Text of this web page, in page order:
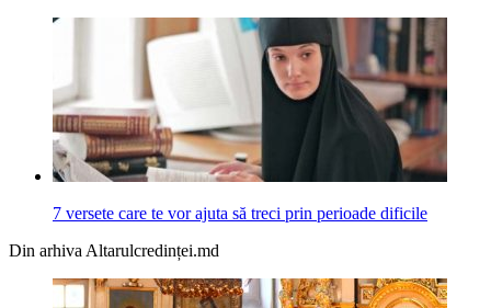
7 versete care te vor ajuta să treci prin perioade dificile
Din arhiva Altarulcredinței.md